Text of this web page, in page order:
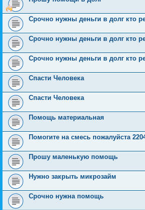
Срочно нужны деньги в долг кто
Срочно нужны деньги в долг кто
Срочно нужны деньги в долг кто
Спасти Человека
Спасти Человека
Помощь материальная
Помогите на смесь пожалуйста
Прошу маленькую помощь
Нужно закрыть микрозайм
Срочно нужна помощь